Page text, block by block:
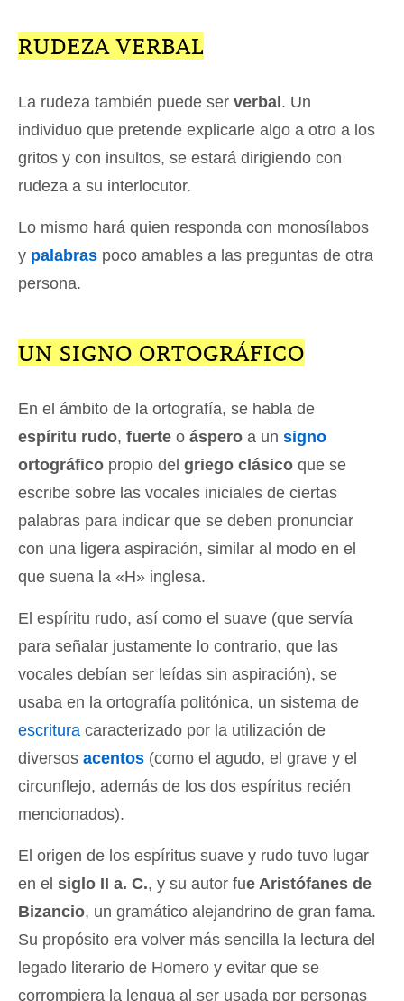
RUDEZA VERBAL
La rudeza también puede ser verbal. Un
individuo que pretende explicarle algo a otro a los
gritos y con insultos, se estará dirigiendo con
rudeza a su interlocutor.
Lo mismo hará quien responda con monosílabos
y palabras poco amables a las preguntas de otra
persona.
UN SIGNO ORTOGRÁFICO
En el ámbito de la ortografía, se habla de
espíritu rudo, fuerte o áspero a un signo
ortográfico propio del griego clásico que se
escribe sobre las vocales iniciales de ciertas
palabras para indicar que se deben pronunciar
con una ligera aspiración, similar al modo en el
que suena la «H» inglesa.
El espíritu rudo, así como el suave (que servía
para señalar justamente lo contrario, que las
vocales debían ser leídas sin aspiración), se
usaba en la ortografía politónica, un sistema de
escritura caracterizado por la utilización de
diversos acentos (como el agudo, el grave y el
circunflejo, además de los dos espíritus recién
mencionados).
El origen de los espíritus suave y rudo tuvo lugar
en el siglo II a. C., y su autor fue Aristófanes de
Bizancio, un gramático alejandrino de gran fama.
Su propósito era volver más sencilla la lectura del
legado literario de Homero y evitar que se
corrompiera la lengua al ser usada por personas